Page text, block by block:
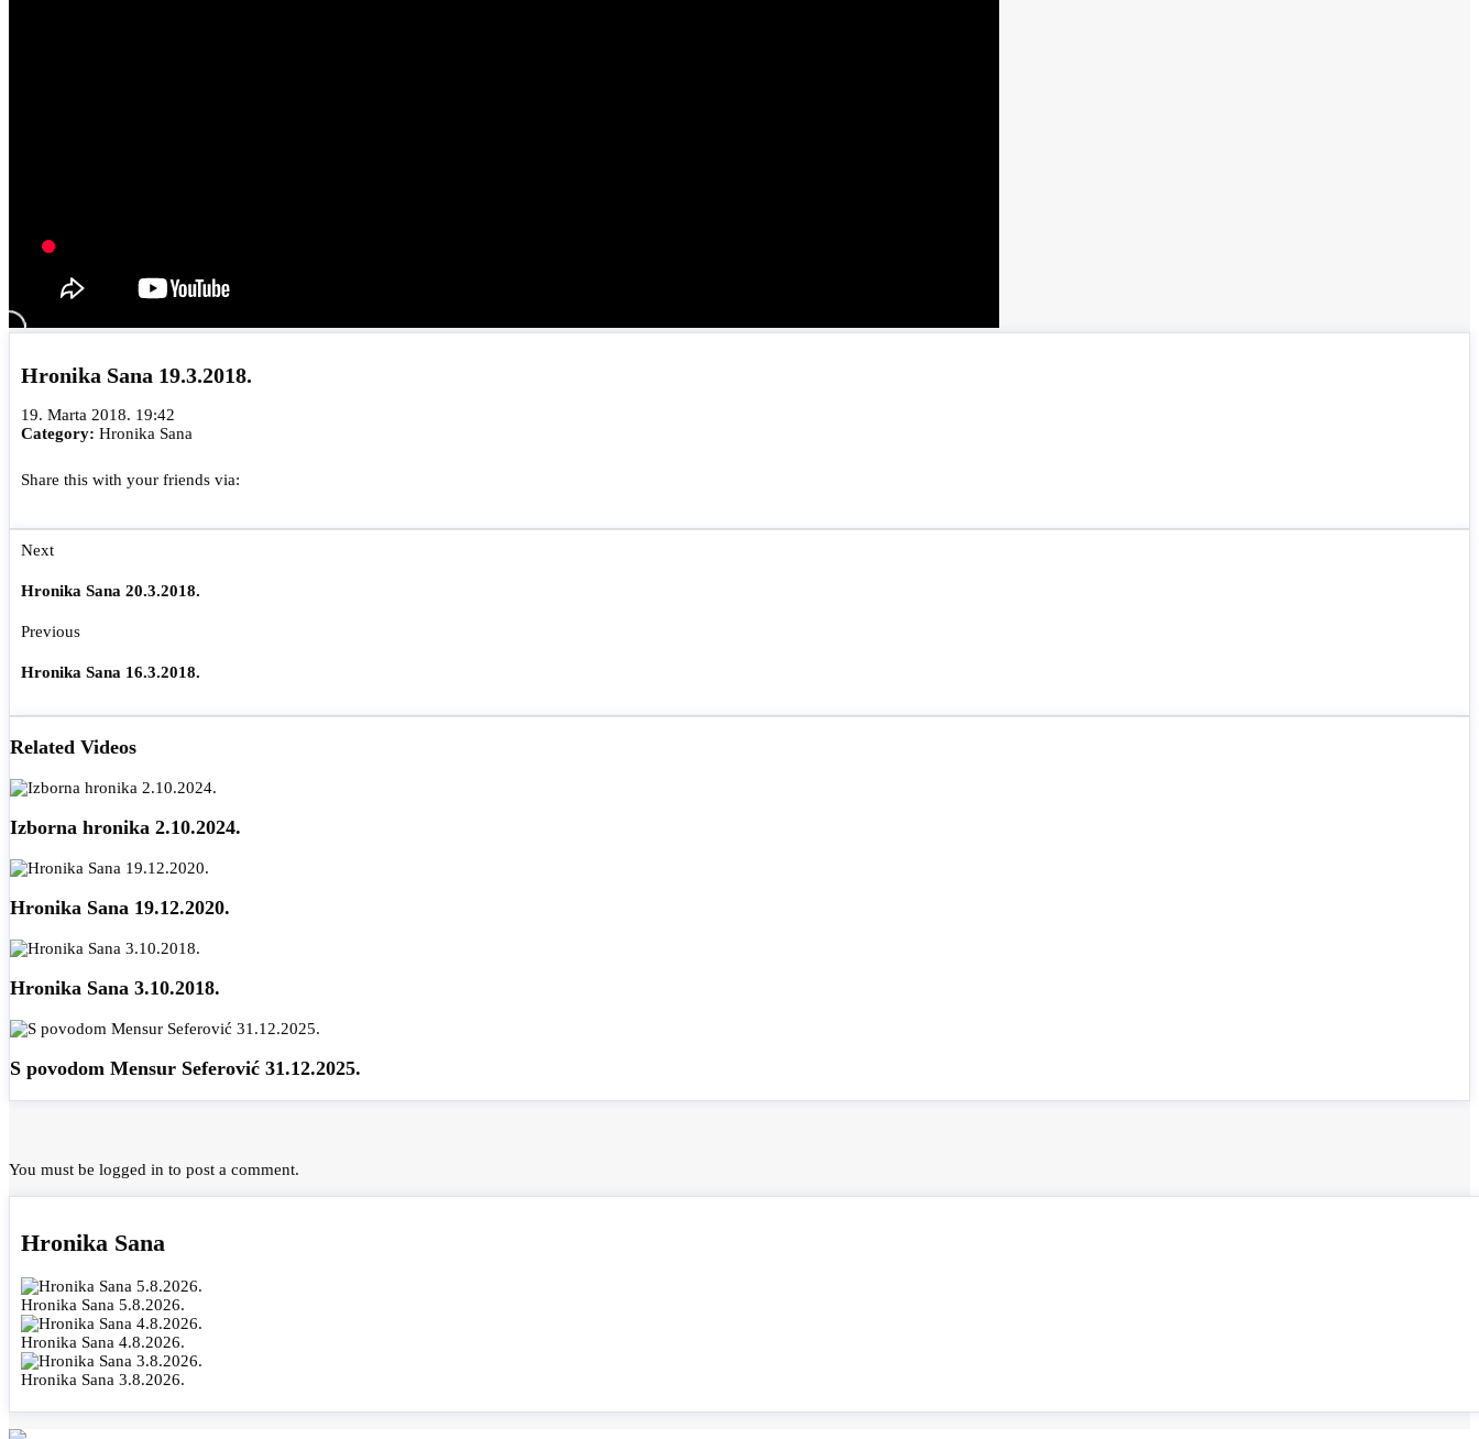
Hronika Sana 19.3.2018.
19. Marta 2018. 19:42
Category: Hronika Sana
Share this with your friends via:
Next
Hronika Sana 20.3.2018.
Previous
Hronika Sana 16.3.2018.
Related Videos
Izborna hronika 2.10.2024.
Hronika Sana 19.12.2020.
Hronika Sana 3.10.2018.
S povodom Mensur Seferović 31.12.2025.
You must be logged in to post a comment.
Hronika Sana
Hronika Sana 5.8.2026.
Hronika Sana 4.8.2026.
Hronika Sana 3.8.2026.